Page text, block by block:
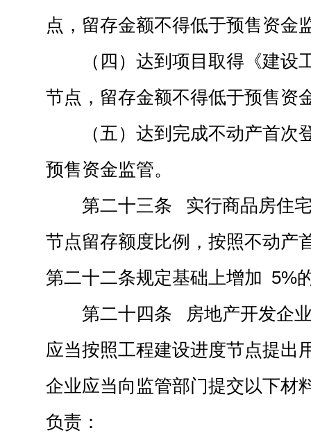
点，留存金额不得低于预售资金
（四）达到项目取得《建
节点，留存金额不得低于预售资
（五）达到完成不动产首
预售资金监管。
第二十三条 实行商品房住
节点留存额度比例，按照不动产
第二十二条规定基础上增加 5%
第二十四条 房地产开发企
应当按照工程建设进度节点提出
企业应当向监管部门提交以下材
负责：